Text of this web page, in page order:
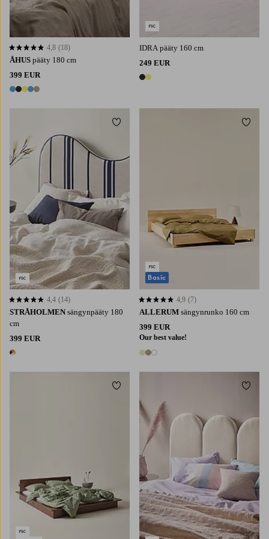
ÅHUS pääty 180 cm
399 EUR
5 värejä
4,8 perustuen 18 arvosanaan
4,8 (18)
IDRA pääty 160 cm
249 EUR
2 värejä
STRÅHOLMEN sängynpääty 180
cm
399 EUR
1 väri
4,4 perustuen 14 arvosanaan
4,4 (14)
Lisää suosikkeihin
ALLERUM sängynrunko 160 cm
399 EUR
Our best value!
3 värejä
4,9 perustuen 7 arvosanaan
4,9 (7)
Basic
Lisää
Lisää suosikkeihin Lisää